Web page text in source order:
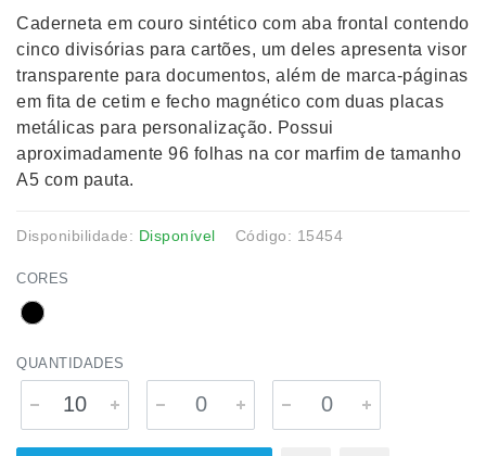
Caderneta em couro sintético com aba frontal contendo
cinco divisórias para cartões, um deles apresenta visor
transparente para documentos, além de marca-páginas
em fita de cetim e fecho magnético com duas placas
metálicas para personalização. Possui
aproximadamente 96 folhas na cor marfim de tamanho
A5 com pauta.
Disponibilidade: Disponível Código: 15454
CORES
QUANTIDADES